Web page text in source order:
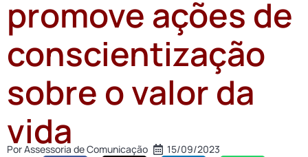
promove ações de
conscientização
sobre o valor da
vida
PorAssessoria de Comunicação 15/09/2023